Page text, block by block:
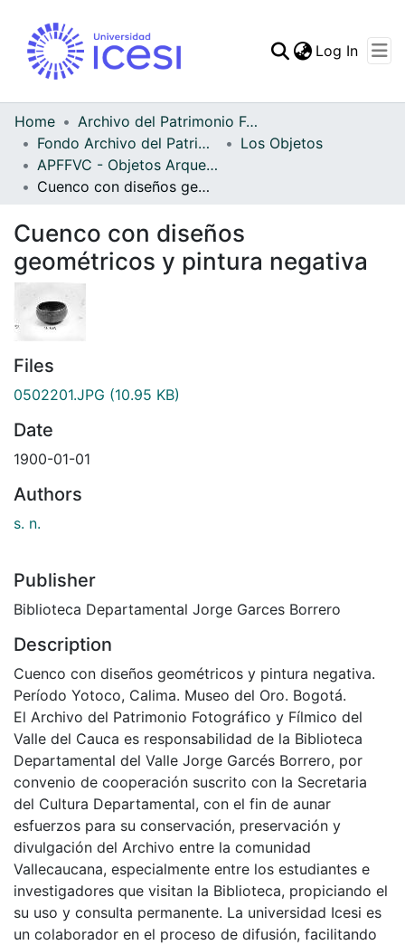
Statistics
Log In
Home
Archivo del Patrimonio Fotográfico y Fílmico del Valle del Cauca
Fondo Archivo del Patrimonio Fotográfico y Fílmico del Valle del Cauca
Los Objetos
APFFVC - Objetos Arqueológico - Patrimonial
Cuenco con diseños geométricos y pintura negativa
Cuenco con diseños
geométricos y pintura negativa
Files
0502201.JPG (10.95 KB)
Date
1900-01-01
Authors
s. n.
Publisher
Biblioteca Departamental Jorge Garces Borrero
Description
Cuenco con diseños geométricos y pintura negativa.
Período Yotoco, Calima. Museo del Oro. Bogotá.
El Archivo del Patrimonio Fotográfico y Fílmico del
Valle del Cauca es responsabilidad de la Biblioteca
Departamental del Valle Jorge Garcés Borrero, por
convenio de cooperación suscrito con la Secretaria
del Cultura Departamental, con el fin de aunar
esfuerzos para su conservación, preservación y
divulgación del Archivo entre la comunidad
Vallecaucana, especialmente entre los estudiantes e
investigadores que visitan la Biblioteca, propiciando el
su uso y consulta permanente. La universidad Icesi es
un colaborador en el proceso de difusión, facilitando